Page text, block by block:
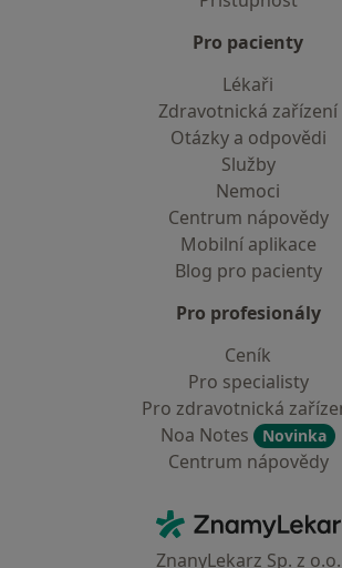
Pro pacienty
Lékaři
Zdravotnická zařízení
Otázky a odpovědi
Služby
Nemoci
Centrum nápovědy
Mobilní aplikace
Blog pro pacienty
Pro profesionály
Ceník
Pro specialisty
Pro zdravotnická
Noa Notes
Novinka
Centrum nápovědy
ZnamyLekar -
ZnanyLekarz Sp. z o.o.